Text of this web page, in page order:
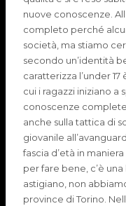
nuove conoscenze.
completo perché
società, ma stiamo
secondo un’identità
caratterizza l’under
cui i ragazzi iniziano a
conoscenze
anche sulla tattica di
giovanile
fascia d’età in
per fare bene, c’è
astigiano, non
province di Torino.